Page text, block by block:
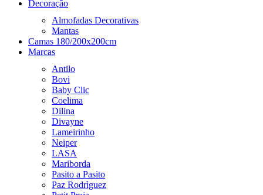
Decoração
Almofadas Decorativas
Mantas
Camas 180/200x200cm
Marcas
Antilo
Bovi
Baby Clic
Coelima
Dilina
Divayne
Lameirinho
Neiper
LASA
Mariborda
Pasito a Pasito
Paz Rodrìguez